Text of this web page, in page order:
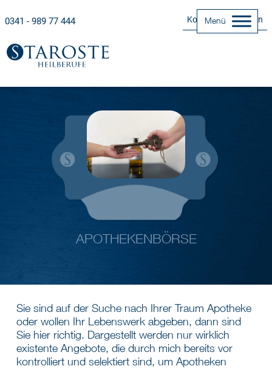
0341 - 989 77 444 Kontakt Aufnehmen
Menü
APOTHEKENBÖRSE
Sie sind auf der Suche nach Ihrer Traum Apotheke
oder wollen Ihr Lebenswerk abgeben, dann sind
Sie hier richtig. Dargestellt werden nur wirklich
existente Angebote, die durch mich bereits vor
kontrolliert und selektiert sind, um Apotheken